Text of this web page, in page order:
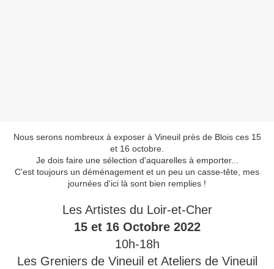
Nous serons nombreux à exposer à Vineuil près de Blois ces 15
et 16 octobre.
Je dois faire une sélection d'aquarelles à emporter...
C'est toujours un déménagement et un peu un casse-tête, mes
journées d'ici là sont bien remplies !
Les Artistes du Loir-et-Cher
15 et 16 Octobre 2022
10h-18h
Les Greniers de Vineuil et Ateliers de Vineuil